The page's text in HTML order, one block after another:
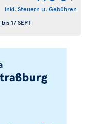
inkl. Steuern u. Gebühren
bis 17 SEPT